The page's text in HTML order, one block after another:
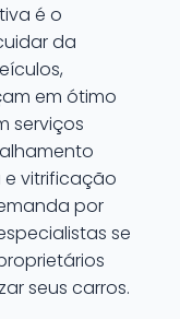
é o
da
em ótimo
serviços
vitrificação
por
se
seus carros.